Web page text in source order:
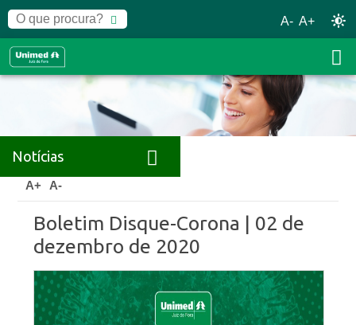
A- A+
Notícias
Home Notícias
A+ A-
Boletim Disque-Corona | 02 de
dezembro de 2020